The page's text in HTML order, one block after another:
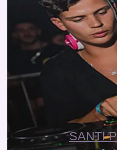
SANTI